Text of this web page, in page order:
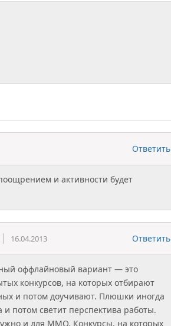
Ответить
и активности будет
16.04.2013 Ответить
оффлайновый вариант — это
конкурсов, на которых отбирают
и потом доучивают. Плюшки иногда
потом светит перспектива работы.
и для ММО. Конкурсы, на которых